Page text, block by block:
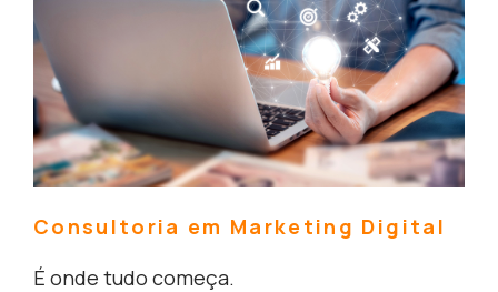
Consultoria em Marketing Digital
É onde tudo começa.